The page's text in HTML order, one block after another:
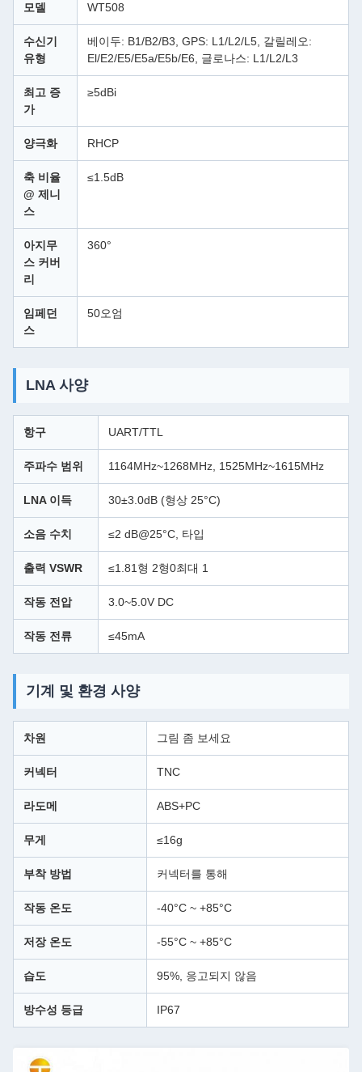
모델 WT508
수신기
유형
베이두: B1/B2/B3, GPS: L1/L2/L5, 갈릴레오:
El/E2/E5/E5a/E5b/E6, 글로나스: L1/L2/L3
최고 증
가
≥5dBi
양극화 RHCP
축 비율
@ 제니
스
≤1.5dB
아지무
스 커버
리
360°
임페던
스
50오엄
LNA 사양
항구 UART/TTL
주파수 범위 1164MHz~1268MHz, 1525MHz~1615MHz
LNA 이득 30±3.0dB (형상 25°C)
소음 수치 ≤2 dB@25°C, 타입
출력 VSWR ≤1.81형 2형0최대 1
작동 전압 3.0~5.0V DC
작동 전류 ≤45mA
기계 및 환경 사양
차원 그림 좀 보세요
커넥터 TNC
라도메 ABS+PC
무게 ≤16g
부착 방법 커넥터를 통해
작동 온도 -40°C ~ +85°C
저장 온도 -55°C ~ +85°C
습도 95%, 응고되지 않음
방수성 등급 IP67